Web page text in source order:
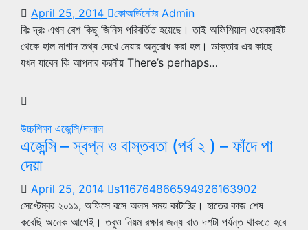
April 25, 2014
কোঅর্ডিনেটর Admin
বিঃ দ্রঃ এখন বেশ কিছু জিনিস পরিবর্তিত হয়েছে। তাই অফিশিয়াল ওয়েবসাইট
থেকে হাল নাগাদ তথ্য দেখে নেয়ার অনুরোধ করা হল। ডাক্তার এর কাছে
যখন যাবেন কি আপনার করনীয় There’s perhaps…
উচ্চশিক্ষা এজেন্সি/দালাল
এজেন্সি – স্বপ্ন ও বাস্তবতা (পর্ব ২ ) – ফাঁদে পা
দেয়া
April 25, 2014
s116764866594926163902
সেপ্টেম্বর ২০১১, অফিসে বসে অলস সময় কাটাচ্ছি। হাতের কাজ শেষ
করেছি অনেক আগেই। তবুও নিয়ম রক্ষার জন্য রাত দশটা পর্যন্ত থাকতে হবে